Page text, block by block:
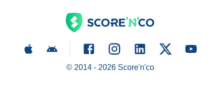
© 2014 - 2026Score'n'co